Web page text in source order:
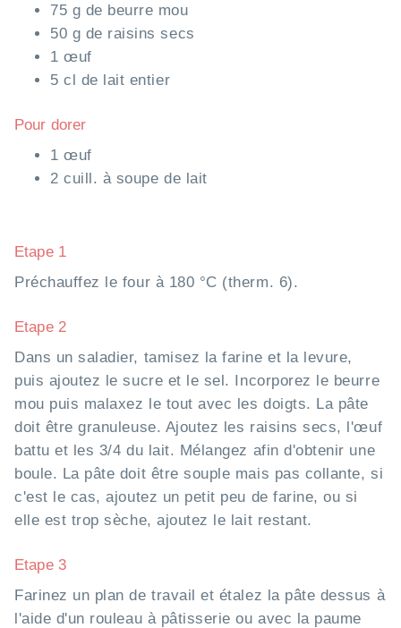
75 g de beurre mou
50 g de raisins secs
1 œuf
5 cl de lait entier
Pour dorer
1 œuf
2 cuill. à soupe de lait
Etape 1
Préchauffez le four à 180 °C (therm. 6).
Etape 2
Dans un saladier, tamisez la farine et la levure,
puis ajoutez le sucre et le sel. Incorporez le beurre
mou puis malaxez le tout avec les doigts. La pâte
doit être granuleuse. Ajoutez les raisins secs, l'œuf
battu et les 3/4 du lait. Mélangez afin d'obtenir une
boule. La pâte doit être souple mais pas collante, si
c'est le cas, ajoutez un petit peu de farine, ou si
elle est trop sèche, ajoutez le lait restant.
Etape 3
Farinez un plan de travail et étalez la pâte dessus à
l'aide d'un rouleau à pâtisserie ou avec la paume